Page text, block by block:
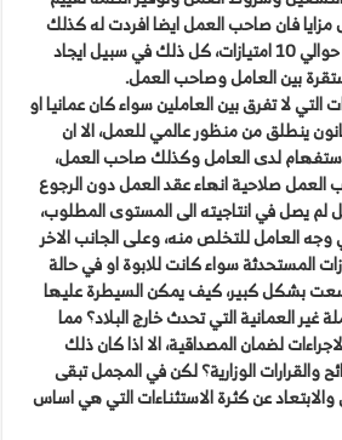
مزايا فان صاحب العمل ايضا افردت له كذلك
العديد من الامتيازات ابرزها حوالي 10 امتيازات، كل ذلك في سبيل ايجاد
بين العامل وصاحب العمل.
التي لا تفرق بين العاملين سواء كان عمانيا او
ينطلق من منظور عالمي للعمل، الا ان
لدى العامل وكذلك صاحب العمل،
صلاحية انهاء عقد العمل دون الرجوع
لم يصل في انتاجيته الى المستوى المطلوب،
العامل للتخلص منه، وعلى الجانب الاخر
المستحدثة سواء كانت للابوة او في حالة
بشكل كبير، كيف يمكن السيطرة عليها
غير العمانية التي تحدث خارج البلاد؟ مما
لضمان المصداقية، الا اذا كان ذلك
والقرارات الوزارية؟ لكن في المجمل تبقى
والابتعاد عن كثرة الاستثناءات التي هي اساس